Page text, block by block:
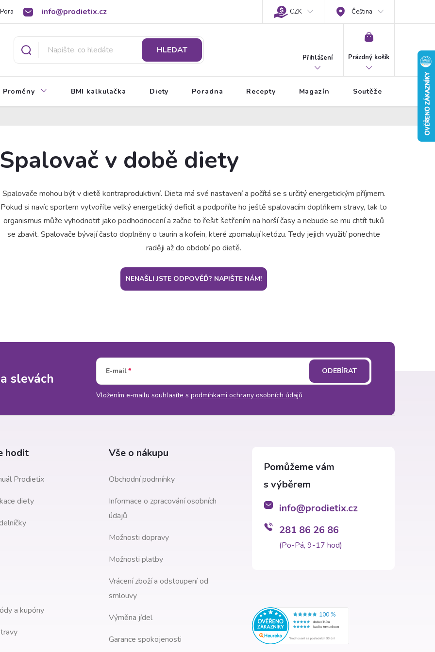
info@prodietix.cz
Poradna BMI kalkulačka O Prodietix dietě CZK Čeština
HLEDAT
Přihlášení
NÁKUPNÍ
Prázdný košík
Proměny BMI kalkulačka Diety Poradna Recepty Magazín Soutěže
Spalovač v době diety
Spalovače mohou být v dietě kontraproduktivní. Dieta má své nastavení a počítá se s určitý energetickým příjmem.
Pokud si navíc sportem vytvoříte velký energetický deficit a podpoříte ho ještě spalovacím doplňkem stravy, tak to
organismus může vyhodnotit jako podhodnocení a začne to řešit šetřením na horší časy a nebude se mu chtít tuků
se zbavit. Spalovače bývají často doplněny o taurin a kofein, které zpomalují ketózu. Tedy jejich využití ponechte
raději až do období po dietě.
NENAŠLI JSTE ODPOVĚĎ? NAPIŠTE NÁM!
slevách E-mail
Vložením e-mailu souhlasíte s podmínkami ochrany osobních údajů
ODEBÍRAT
hodit
Prodietix
diety
a kupóny
Vše o nákupu
Obchodní podmínky
Informace o zpracování osobních
údajů
Možnosti dopravy
Možnosti platby
Vrácení zboží a odstoupení od
smlouvy
Výměna jídel
Garance spokojenosti
info@prodietix.cz
281 86 26 86
(Po-Pá, 9-17 hod)